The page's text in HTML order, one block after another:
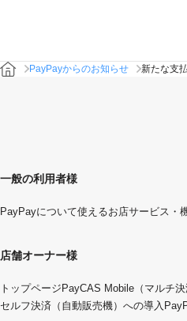
PayPayからのお知らせ 新たな支
一般の利用者様
PayPayについて使えるお店サービス・
店舗オーナー様
トップページPayCAS Mobile（マルチ
セルフ決済（自動販売機）への導入